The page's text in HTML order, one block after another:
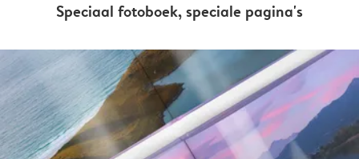
Speciaal fotoboek, speciale pagina's